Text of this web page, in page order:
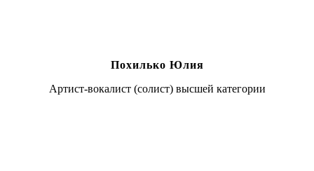
Похилько Юлия
Артист-вокалист (солист) высшей категории